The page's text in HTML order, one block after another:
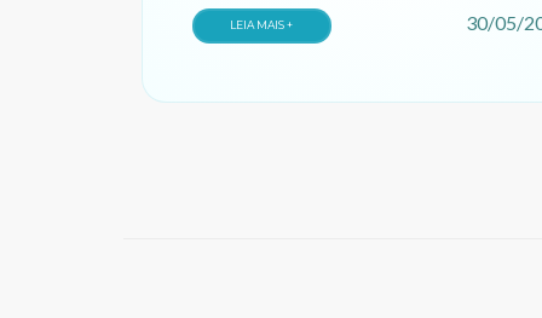
LEIA MAIS + 30/05/